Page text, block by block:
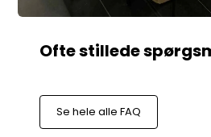
Se hele alle FAQ